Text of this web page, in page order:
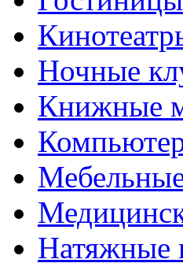
Ночные
Книжные
Натяжные